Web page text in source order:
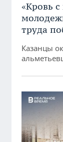
«Кровь
труда
Казанцы